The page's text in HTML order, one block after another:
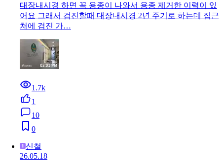
대장내시경 하면 꼭 용종이 나와서 용종 제거한 이력이 있
어요 그래서 검진할때 대장내시경 2년 주기로 하는데 집근
처에 검진 가…
1.7k
1
10
0
신철
26.05.18